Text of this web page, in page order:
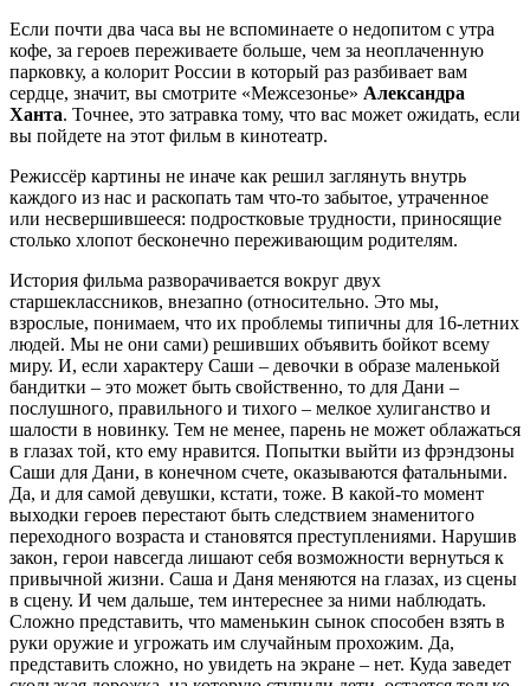
Если почти два часа вы не вспоминаете о недопитом с утра
кофе, за героев переживаете больше, чем за неоплаченную
парковку, а колорит России в который раз разбивает вам
сердце, значит, вы смотрите «Межсезонье» Александра
Ханта. Точнее, это затравка тому, что вас может ожидать, если
вы пойдете на этот фильм в кинотеатр.
Режиссёр картины не иначе как решил заглянуть внутрь
каждого из нас и раскопать там что-то забытое, утраченное
или несвершившееся: подростковые трудности, приносящие
столько хлопот бесконечно переживающим родителям.
История фильма разворачивается вокруг двух
старшеклассников, внезапно (относительно. Это мы,
взрослые, понимаем, что их проблемы типичны для 16-летних
людей. Мы не они сами) решивших объявить бойкот всему
миру. И, если характеру Саши – девочки в образе маленькой
бандитки – это может быть свойственно, то для Дани –
послушного, правильного и тихого – мелкое хулиганство и
шалости в новинку. Тем не менее, парень не может облажаться
в глазах той, кто ему нравится. Попытки выйти из фрэндзоны
Саши для Дани, в конечном счете, оказываются фатальными.
Да, и для самой девушки, кстати, тоже. В какой-то момент
выходки героев перестают быть следствием знаменитого
переходного возраста и становятся преступлениями. Нарушив
закон, герои навсегда лишают себя возможности вернуться к
привычной жизни. Саша и Даня меняются на глазах, из сцены
в сцену. И чем дальше, тем интереснее за ними наблюдать.
Сложно представить, что маменькин сынок способен взять в
руки оружие и угрожать им случайным прохожим. Да,
представить сложно, но увидеть на экране – нет. Куда заведет